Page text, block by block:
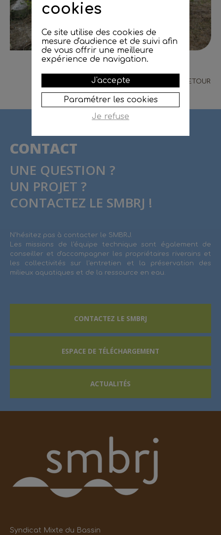
RETOUR
CONTACT
UNE QUESTION ?
UN PROJET ?
CONTACTEZ LE SMBRJ !
N'hésitez pas à contacter le SMBRJ.
Les missions de l'équipe technique sont également de
conseiller et d'accompagner les propriétaires riverains et
les collectivités sur l'entretien et la préservation des
milieux aquatiques et de la ressource en eau.
CONTACTEZ LE SMBRJ
ESPACE DE TÉLÉCHARGEMENT
ACTUALITÉS
Syndicat Mixte du Bassin
cookies
Ce site utilise des cookies de
mesure d'audience et de suivi afin
de vous offrir une meilleure
expérience de navigation.
J'accepte
Paramétrer les cookies
Je refuse